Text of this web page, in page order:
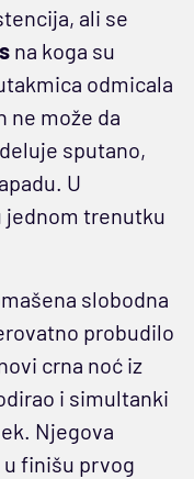
ali se
na koga su
odmicala
ne može da
sputano,
U
jednom trenutku
slobodna
probudilo
crna noć iz
i simultanki
Njegova
u finišu prvog